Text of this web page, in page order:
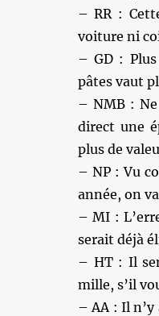
– RR :
voiture ni
– GD :
pâtes vaut
– NMB : Ne
direct une
plus de
– NP : Vu
année, on
– MI :
serait déjà
– HT : Il
mille, s’il
– AA : Il